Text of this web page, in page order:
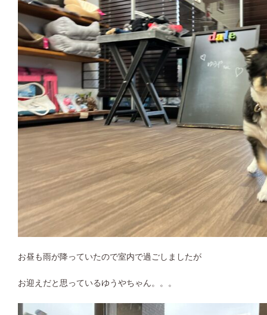
お昼も雨が降っていたので室内で過ごしましたが
お迎えだと思っているゆうやちゃん。。。